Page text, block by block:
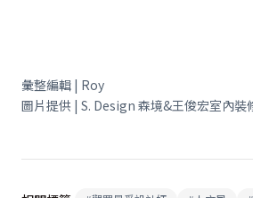
彙整編輯 | Roy
圖片提供 | S. Design 森境&王俊宏室內裝